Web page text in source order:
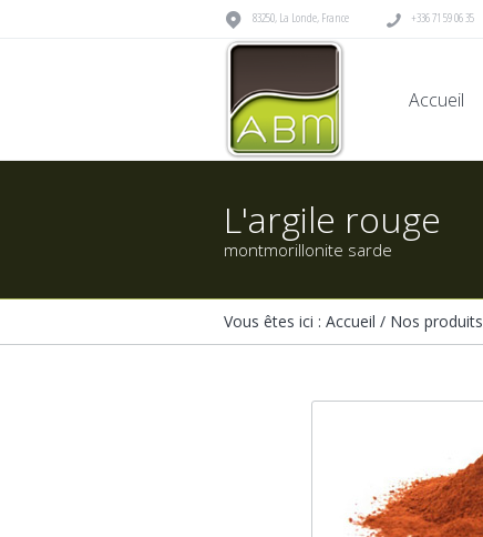
83250, La Londe, France +336 71 59 06 35
Accueil
L'argile rouge
montmorillonite sarde
Vous êtes ici : Accueil / Nos produits